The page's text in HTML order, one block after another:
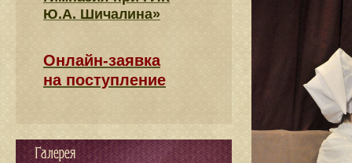
Ю.А. Шичалина»
Онлайн-заявка
на поступление
Галерея